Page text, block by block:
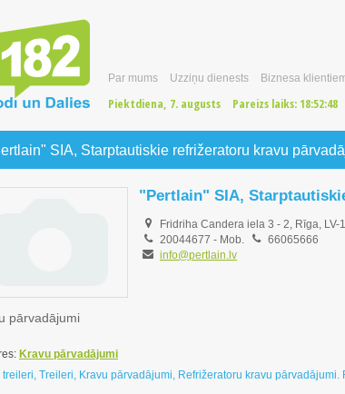
Par mums Uzziņu dienests Biznesa
Piektdiena, 7. augusts Pareizs laiks: 18:52:48
SIA, Starptautiskie refrižeratoru kravu
"Pertlain" SIA,
Fridriha Candera iela 3 - 2, Rīga, LV-
20044677 - Mob.
66065666
info@pertlain.lv
pārvadājumi
Kravu pārvadājumi
treileri, Treileri, Kravu pārvadājumi, Refrižeratoru kravu pārvadājumi.